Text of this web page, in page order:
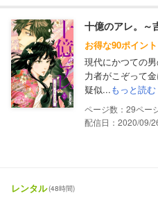
十億のアレ。～
お得な90ポイン
現代にかつての
力者がこぞって
疑似...もっと読む
29
配信日：2020/09/
レンタル(48時間)